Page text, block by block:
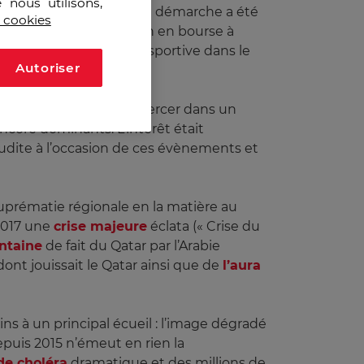
du royaume. Cette démarche a été
par l’introduction en bourse à
de l’activité sportive dans le
dans le monde de percer dans un
dominants. L’intérêt était
à l’occasion de ces évènements et
régionale en la matière au
une crise majeure éclata (« Crise du
de fait du Qatar par l’Arabie
jouissait le Qatar ainsi que de l’aura
à un principal écueil : l’image dégradé
2015 n’émeut en rien la
Autoriser